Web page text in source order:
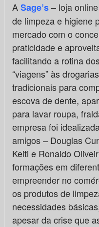
ASage’s– loja
de limpeza e higiene
mercado com o
praticidade e
facilitando a rotina
“viagens” às
tradicionais para
escova de dente,
para lavar roupa,
empresa foi
amigos – Douglas
Keiti e Ronaldo
formações em
empreender no
os produtos de
necessidades
apesar da crise que